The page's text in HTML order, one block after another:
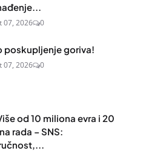
07, 2026 0
poskupljenje goriva!
07, 2026 0
od 10 miliona evra i 20
rada – SNS: